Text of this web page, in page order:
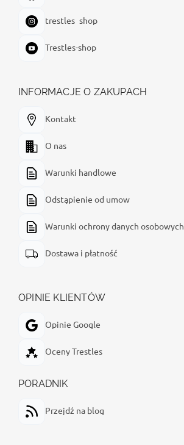
trestles_shop
Trestles-shop
INFORMACJE O ZAKUPACH
Kontakt
O nas
Warunki handlowe
Odstąpienie od umow
Warunki ochrony danych osobowych
Dostawa i płatność
OPINIE KLIENTÓW
Opinie Google
Oceny Trestles
PORADNIK
Przejdź na blog